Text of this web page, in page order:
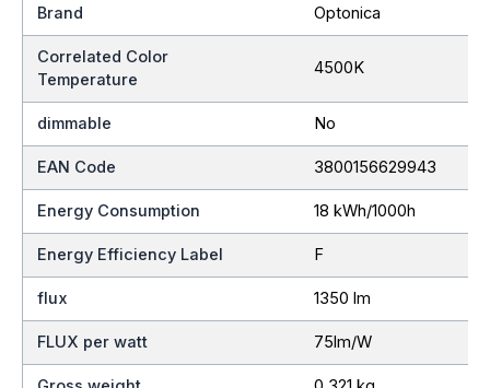
Brand Optonica
Correlated Color
Temperature
4500K
dimmable No
EAN Code 3800156629943
Energy Consumption 18 kWh/1000h
Energy Efficiency Label F
flux 1350 lm
FLUX per watt 75lm/W